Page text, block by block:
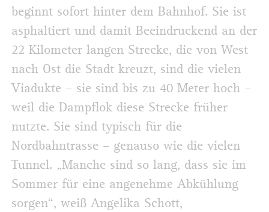
beginnt sofort hinter dem Bahnhof. Sie ist
asphaltiert und damit Beeindruckend an der
22 Kilometer langen Strecke, die von West
nach Ost die Stadt kreuzt, sind die vielen
Viadukte – sie sind bis zu 40 Meter hoch –
weil die Dampflok diese Strecke früher
nutzte. Sie sind typisch für die
Nordbahntrasse – genauso wie die vielen
Tunnel. „Manche sind so lang, dass sie im
Sommer für eine angenehme Abkühlung
sorgen“, weiß Angelika Schott,